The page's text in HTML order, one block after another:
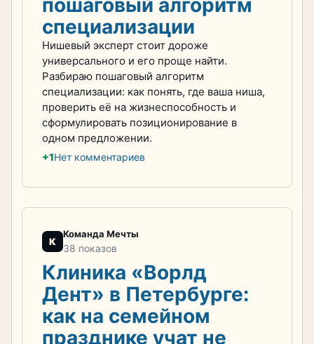
пошаговый алгоритм
специализации
Нишевый эксперт стоит дороже
универсального и его проще найти.
Разбираю пошаговый алгоритм
специализации: как понять, где ваша ниша,
проверить её на жизнеспособность и
сформулировать позиционирование в
одном предложении.
+1Нет комментариев
К
Команда Мечты
38 показов
Клиника «Ворлд
Дент» в Петербурге:
как на семейном
празднике учат не